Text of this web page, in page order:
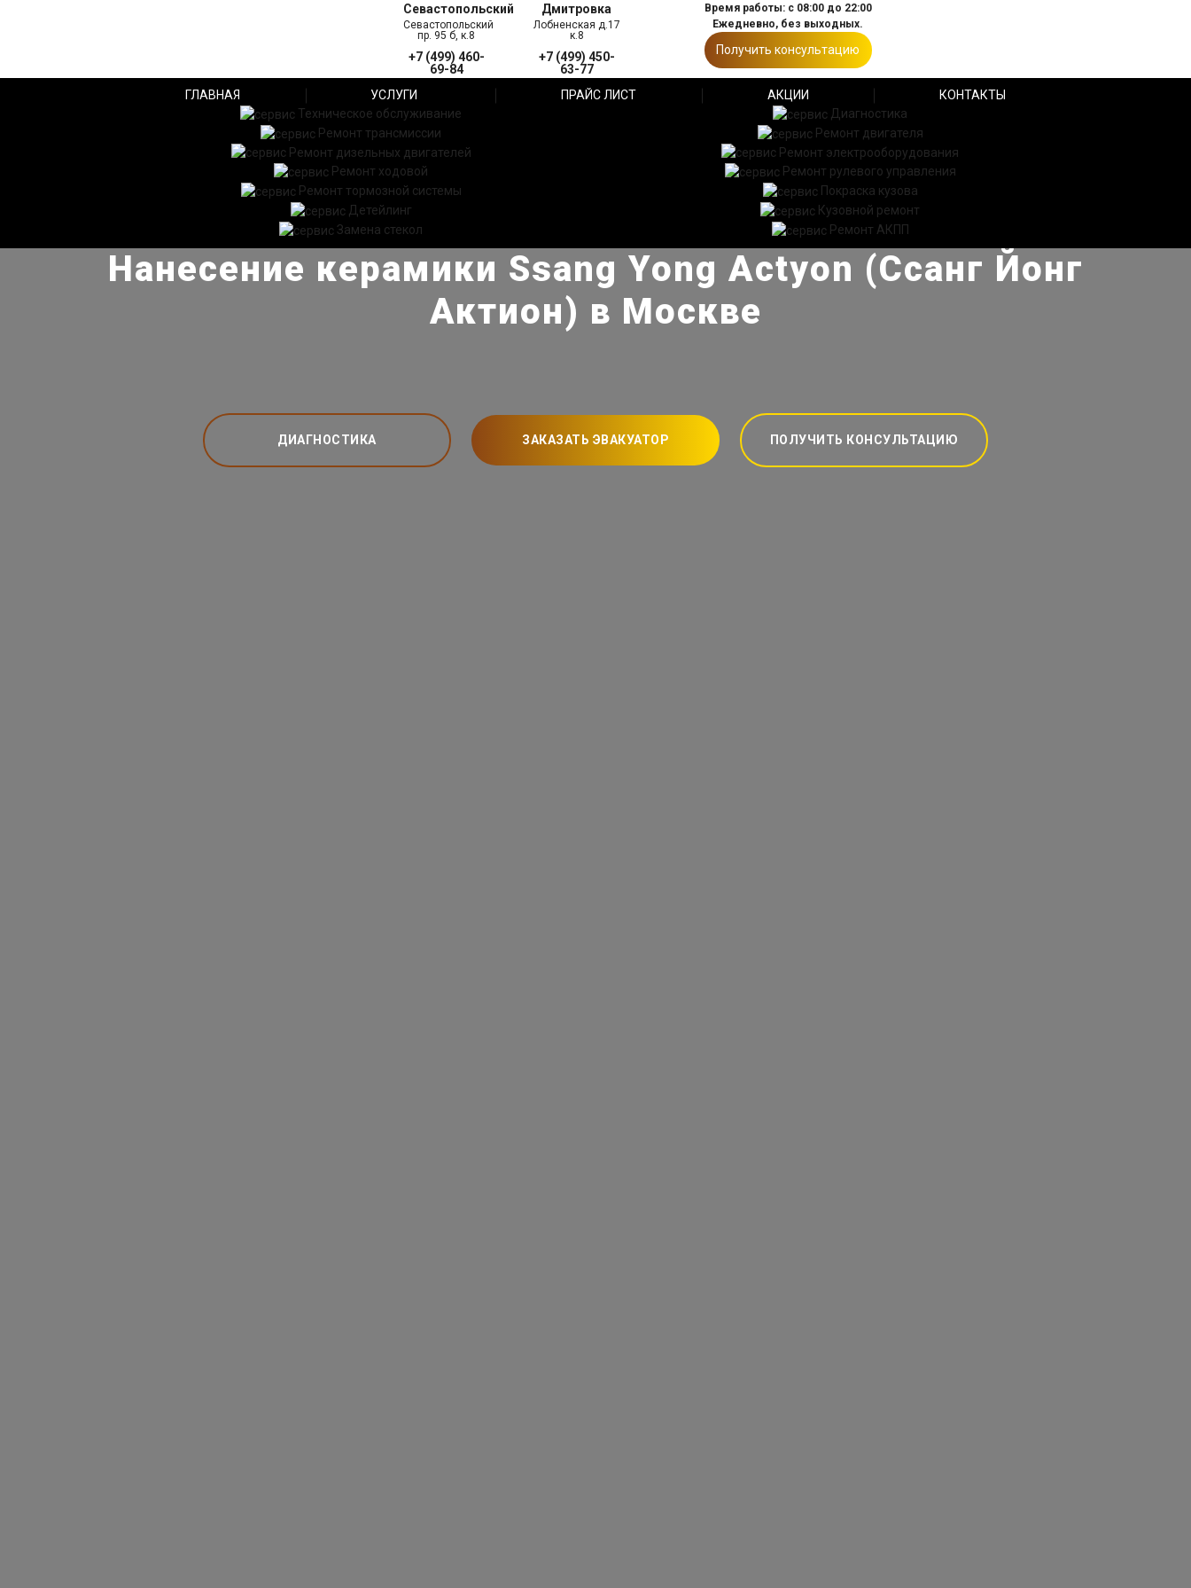
Севастопольский
Севастопольский
пр. 95 б, к.8
+7 (499) 460-
69-84
Дмитровка
Лобненская д.17
к.8
+7 (499) 450-
63-77
Время работы: с 08:00 до 22:00
Ежедневно, без выходных.
Получить консультацию
ГЛАВНАЯ УСЛУГИ ПРАЙС ЛИСТ АКЦИИ
КОНТАКТЫ
Техническое обслуживание
Диагностика
Ремонт трансмиссии
Ремонт двигателя
Ремонт дизельных двигателей
Ремонт электрооборудования
Ремонт ходовой
Ремонт рулевого управления
Ремонт тормозной системы
Покраска кузова
Детейлинг
Кузовной ремонт
Замена стекол
Ремонт АКПП
Нанесение керамики Ssang Yong Actyon (Ссанг Йонг
Актион) в Москве
ДИАГНОСТИКА ЗАКАЗАТЬ ЭВАКУАТОР ПОЛУЧИТЬ КОНСУЛЬТАЦИЮ